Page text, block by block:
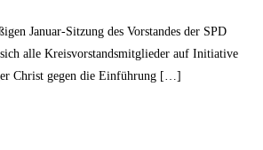
Januar-Sitzung des Vorstandes der SPD
alle Kreisvorstandsmitglieder auf Initiative
Christ gegen die Einführung […]